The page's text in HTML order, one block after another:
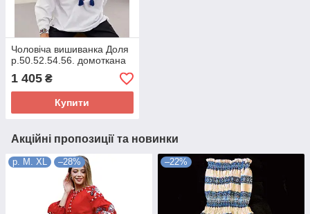
Чоловіча вишиванка Доля
р.50.52.54.56. домоткана
1 405 ₴
Купити
Акційні пропозиції та новинки
р. М. XL –28% –22%